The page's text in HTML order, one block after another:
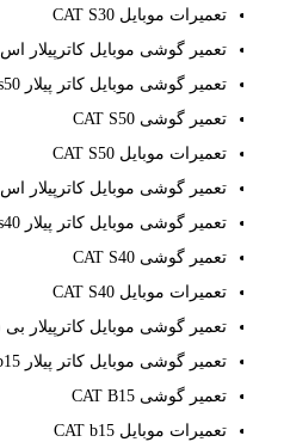
تعمیرات موبایل CAT S30
تعمیر گوشی موبایل کاترپیلار اس ۵۰
تعمیر گوشی موبایل کاتر پیلار s50
تعمیر گوشی CAT S50
تعمیرات موبایل CAT S50
تعمیر گوشی موبایل کاترپیلار اس ۴۰
تعمیر گوشی موبایل کاتر پیلار s40
تعمیر گوشی CAT S40
تعمیرات موبایل CAT S40
تعمیر گوشی موبایل کاترپیلار بی ۱۵
تعمیر گوشی موبایل کاتر پیلار b15
تعمیر گوشی CAT B15
تعمیرات موبایل CAT b15